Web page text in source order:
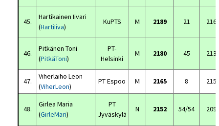
45.
Hartikainen Iivari
(HartiIiva)
KuPTS M 2189 21
46.
Pitkänen Toni
(PitkäToni)
PT-
Helsinki
M 2180 45
47.
Viherlaiho Leon
(ViherLeon)
PT Espoo M 2165 8
48.
Girlea Maria
(GirleMari)
PT
Jyväskylä
N 2152 54/54